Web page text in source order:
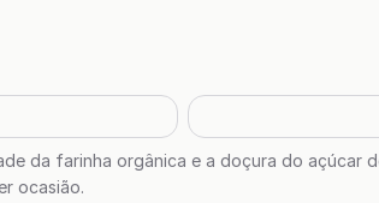
da farinha orgânica e a doçura do açúcar
ocasião.